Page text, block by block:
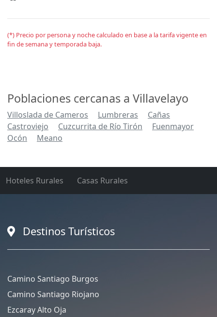
(*) Precio por persona y noche calculado en base a la tarifa vigente en
fin de semana y temporada baja.
Poblaciones cercanas a Villavelayo
Villoslada de Cameros Lumbreras
Cañas
Castroviejo
Cuzcurrita de Río Tirón
Fuenmayor
Ocón
Meano
Hoteles Rurales Casas Rurales
Destinos Turísticos
Camino Santiago Burgos
Camino Santiago Riojano
Ezcaray Alto Oja